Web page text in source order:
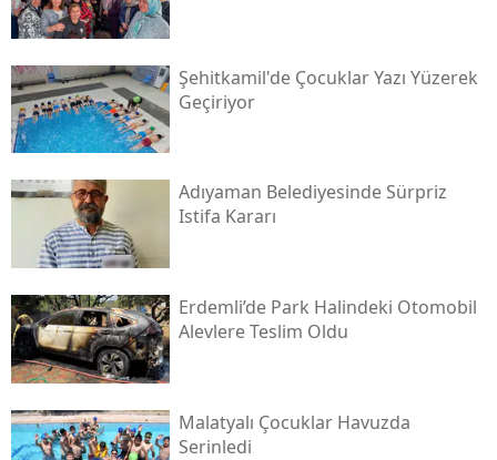
Şehitkamil'de Çocuklar Yazı Yüzerek
Geçiriyor
Adıyaman Belediyesinde Sürpriz
Istifa Kararı
Erdemli’de Park Halindeki Otomobil
Alevlere Teslim Oldu
Malatyalı Çocuklar Havuzda
Serinledi